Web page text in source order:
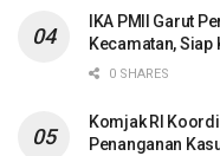
IKA PMII Garut
Kecamatan, Siap
0 SHARES
Komjak RI
Penanganan